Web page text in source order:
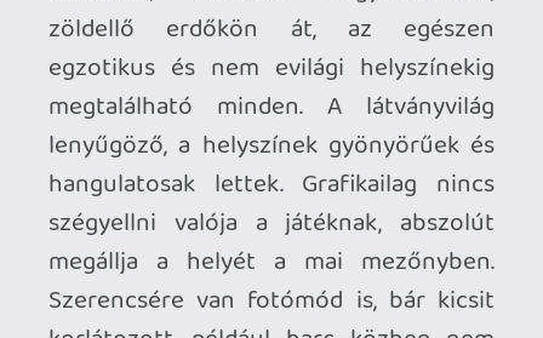
A játék egyik központi eleme
természetesen a harc, amely a modern
trendeknek megfelelően valós idejű. Itt
az egyetlen védekező mozdulatunk a
dodge, ezen kívül van pár kombó és
speciális képesség illetve varázslat, amit
használhatunk a harc során. Nem
bonyolult, de teljesen jól működik,
szerintem élvezetes, a képességek
látványosak, a karakteranimációk pedig